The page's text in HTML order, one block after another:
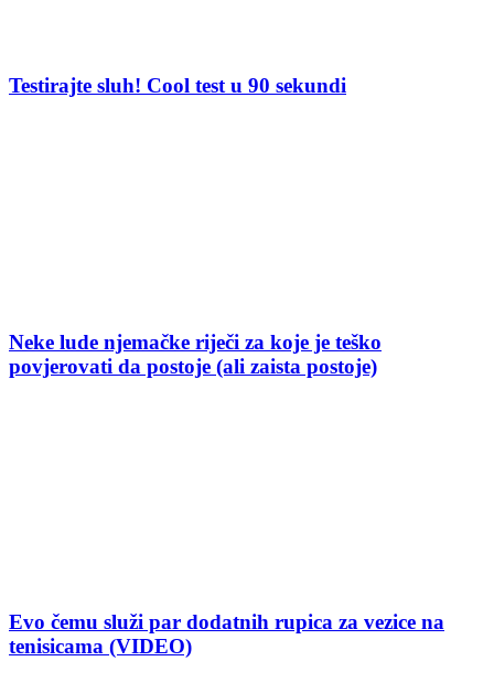
Testirajte sluh! Cool test u 90 sekundi
Neke lude njemačke riječi za koje je teško
povjerovati da postoje (ali zaista postoje)
Evo čemu služi par dodatnih rupica za vezice na
tenisicama (VIDEO)